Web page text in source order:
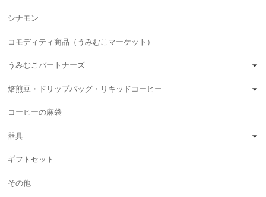
シナモン
コモディティ商品（うみむこマーケット）
うみむこパートナーズ
焙煎豆・ドリップバッグ・リキッドコーヒー
コーヒーの麻袋
器具
ギフトセット
その他